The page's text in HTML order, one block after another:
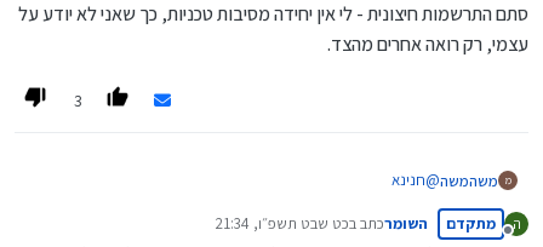
סתם התרשמות חיצונית - לי אין יחידה מסיבות טכניות, כך שאני לא יודע על
עצמי, רק רואה אחרים מהצד.
3
מ משהמשה@חנינא
ראשית בנושא שוק ההון אין לי מושג, רק שאלה קטנה האם ההשוואה היא
בנוסף בגדול אלו שיש להם יחידות נראים די מסודרים כשהם באים
ה
מנותק
מתקדם השומרכתב בכט שבט תשפ״ו, 21:34
נערך לאחרונה על ידי